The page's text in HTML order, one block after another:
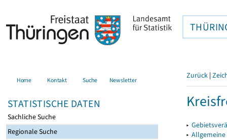
Home Kontakt Suche Newsletter
STATISTISCHE DATEN
Sachliche Suche
Regionale Suche
Zurück |
▸
▸